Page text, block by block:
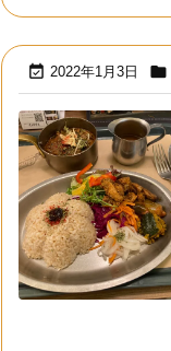
 2022年1月3日 